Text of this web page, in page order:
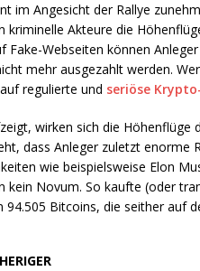
im Angesicht der Rallye
kriminelle Akteure die
Fake-Webseiten können
mehr ausgezahlt werden.
regulierte und seriöse
wirken sich die Höhenflüge
dass Anleger zuletzt enorme
wie beispielsweise Elon
kein Novum. So kaufte (oder
94.505 Bitcoins, die seither auf